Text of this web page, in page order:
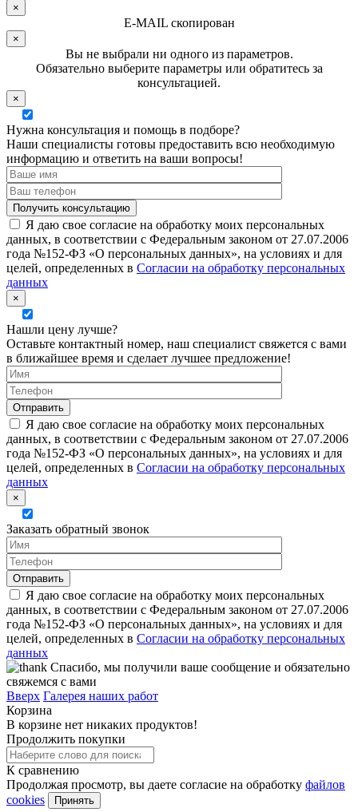
×
E-MAIL скопирован
×
Вы не выбрали ни одного из параметров.
Обязательно выберите параметры или обратитесь за
консультацией.
×
Нужна консультация и помощь в подборе?
Наши специалисты готовы предоставить всю необходимую
информацию и ответить на ваши вопросы!
Я даю свое согласие на обработку моих персональных
данных, в соответствии с Федеральным законом от 27.07.2006
года №152-ФЗ «О персональных данных», на условиях и для
целей, определенных в Согласии на обработку персональных
данных
×
Нашли цену лучше?
Оставьте контактный номер, наш специалист свяжется с вами
в ближайшее время и сделает лучшее предложение!
Я даю свое согласие на обработку моих персональных
данных, в соответствии с Федеральным законом от 27.07.2006
года №152-ФЗ «О персональных данных», на условиях и для
целей, определенных в Согласии на обработку персональных
данных
×
Заказать обратный звонок
Я даю свое согласие на обработку моих персональных
данных, в соответствии с Федеральным законом от 27.07.2006
года №152-ФЗ «О персональных данных», на условиях и для
целей, определенных в Согласии на обработку персональных
данных
Спасибо, мы получили ваше сообщение и обязательно
свяжемся с вами
Вверх Галерея наших работ
Корзина
В корзине нет никаких продуктов!
Продолжить покупки
К сравнению
Продолжая просмотр, вы даете согласие на обработку файлов
cookies
Принять